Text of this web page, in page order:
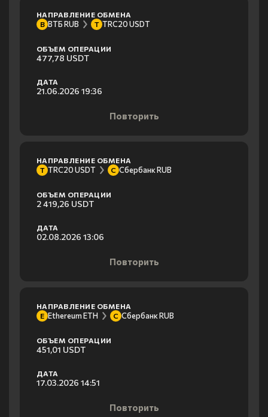
НАПРАВЛЕНИЕ ОБМЕНА
В ВТБ RUB T TRC20 USDT
ОБЪЕМ ОПЕРАЦИИ
477,78 USDT
ДАТА
21.06.2026 19:36
Повторить
НАПРАВЛЕНИЕ ОБМЕНА
T TRC20 USDT С Сбербанк RUB
ОБЪЕМ ОПЕРАЦИИ
2 419,26 USDT
ДАТА
02.08.2026 13:06
Повторить
НАПРАВЛЕНИЕ ОБМЕНА
E Ethereum ETH С Сбербанк RUB
ОБЪЕМ ОПЕРАЦИИ
451,01 USDT
ДАТА
17.03.2026 14:51
Повторить